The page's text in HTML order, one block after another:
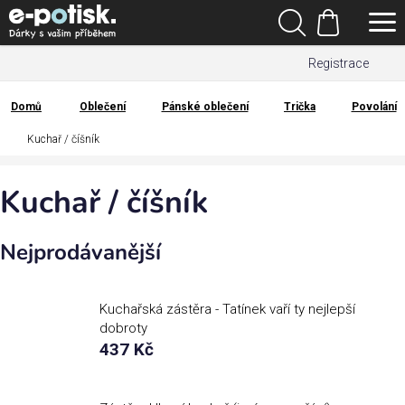
Přejít
na
obsah
Registrace
Hledat
Nákupní
košík
Kategorie
Dárek
pro
Rodina
Domů
Domů Oblečení Pánské oblečení Trička Povolání
Kuchař / číšník
Kuchař / číšník
Nejprodávanější
Kuchařská zástěra - Tatínek vaří ty nejlepší
dobroty
437 Kč